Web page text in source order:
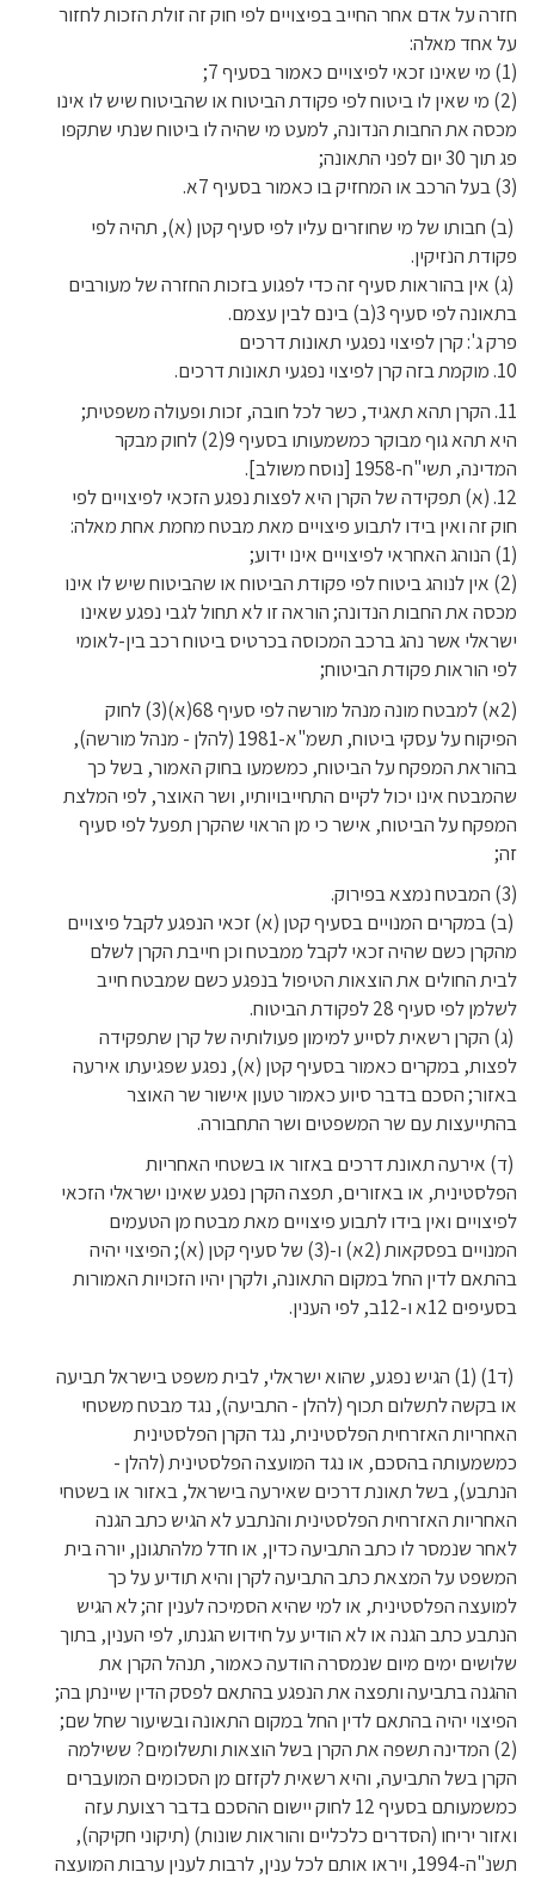
חזרה על אדם אחר החייב בפיצויים לפי חוק זה זולת הזכות לחזור
על אחד מאלה:
(1) מי שאינו זכאי לפיצויים כאמור בסעיף 7;
(2) מי שאין לו ביטוח לפי פקודת הביטוח או שהביטוח שיש לו אינו
מכסה את החבות הנדונה, למעט מי שהיה לו ביטוח שנתי שתקפו
פג תוך 30 יום לפני התאונה;
(3) בעל הרכב או המחזיק בו כאמור בסעיף 7א.
(ב) חבותו של מי שחוזרים עליו לפי סעיף קטן (א), תהיה לפי
פקודת הנזיקין.
(ג) אין בהוראות סעיף זה כדי לפגוע בזכות החזרה של מעורבים
בתאונה לפי סעיף 3(ב) בינם לבין עצמם.
פרק ג': קרן לפיצוי נפגעי תאונות דרכים
10. מוקמת בזה קרן לפיצוי נפגעי תאונות דרכים.
11. הקרן תהא תאגיד, כשר לכל חובה, זכות ופעולה משפטית;
היא תהא גוף מבוקר כמשמעותו בסעיף 9(2) לחוק מבקר
המדינה, תשי"ח-1958 [נוסח משולב].
12. (א) תפקידה של הקרן היא לפצות נפגע הזכאי לפיצויים לפי
חוק זה ואין בידו לתבוע פיצויים מאת מבטח מחמת אחת מאלה:
(1) הנוהג האחראי לפיצויים אינו ידוע;
(2) אין לנוהג ביטוח לפי פקודת הביטוח או שהביטוח שיש לו אינו
מכסה את החבות הנדונה; הוראה זו לא תחול לגבי נפגע שאינו
ישראלי אשר נהג ברכב המכוסה בכרטיס ביטוח רכב בין-לאומי
לפי הוראות פקודת הביטוח;
(2א) למבטח מונה מנהל מורשה לפי סעיף 68(א)(3) לחוק
הפיקוח על עסקי ביטוח, תשמ"א-1981 (להלן - מנהל מורשה),
בהוראת המפקח על הביטוח, כמשמעו בחוק האמור, בשל כך
שהמבטח אינו יכול לקיים התחייבויותיו, ושר האוצר, לפי המלצת
המפקח על הביטוח, אישר כי מן הראוי שהקרן תפעל לפי סעיף
זה;
(3) המבטח נמצא בפירוק.
(ב) במקרים המנויים בסעיף קטן (א) זכאי הנפגע לקבל פיצויים
מהקרן כשם שהיה זכאי לקבל ממבטח וכן חייבת הקרן לשלם
לבית החולים את הוצאות הטיפול בנפגע כשם שמבטח חייב
לשלמן לפי סעיף 28 לפקודת הביטוח.
(ג) הקרן רשאית לסייע למימון פעולותיה של קרן שתפקידה
לפצות, במקרים כאמור בסעיף קטן (א), נפגע שפגיעתו אירעה
באזור; הסכם בדבר סיוע כאמור טעון אישור שר האוצר
בהתייעצות עם שר המשפטים ושר התחבורה.
(ד) אירעה תאונת דרכים באזור או בשטחי האחריות
הפלסטינית, או באזורים, תפצה הקרן נפגע שאינו ישראלי הזכאי
לפיצויים ואין בידו לתבוע פיצויים מאת מבטח מן הטעמים
המנויים בפסקאות (2א) ו-(3) של סעיף קטן (א); הפיצוי יהיה
בהתאם לדין החל במקום התאונה, ולקרן יהיו הזכויות האמורות
בסעיפים 12א ו-12ב, לפי הענין.
(ד1) (1) הגיש נפגע, שהוא ישראלי, לבית משפט בישראל תביעה
או בקשה לתשלום תכוף (להלן - התביעה), נגד מבטח משטחי
האחריות האזרחית הפלסטינית, נגד הקרן הפלסטינית
כמשמעותה בהסכם, או נגד המועצה הפלסטינית (להלן -
הנתבע), בשל תאונת דרכים שאירעה בישראל, באזור או בשטחי
האחריות האזרחית הפלסטינית והנתבע לא הגיש כתב הגנה
לאחר שנמסר לו כתב התביעה כדין, או חדל מלהתגונן, יורה בית
המשפט על המצאת כתב התביעה לקרן והיא תודיע על כך
למועצה הפלסטינית, או למי שהיא הסמיכה לענין זה; לא הגיש
הנתבע כתב הגנה או לא הודיע על חידוש הגנתו, לפי הענין, בתוך
שלושים ימים מיום שנמסרה הודעה כאמור, תנהל הקרן את
ההגנה בתביעה ותפצה את הנפגע בהתאם לפסק הדין שיינתן בה;
הפיצוי יהיה בהתאם לדין החל במקום התאונה ובשיעור שחל שם;
(2) המדינה תשפה את הקרן בשל הוצאות ותשלומים? ששילמה
הקרן בשל התביעה, והיא רשאית לקזזם מן הסכומים המועברים
כמשמעותם בסעיף 12 לחוק יישום ההסכם בדבר רצועת עזה
ואזור יריחו (הסדרים כלכליים והוראות שונות) (תיקוני חקיקה),
תשנ"ה-1994, ויראו אותם לכל ענין, לרבות לענין ערבות המועצה